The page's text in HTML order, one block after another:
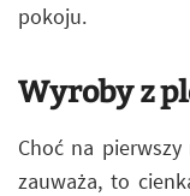
pokoju.
Wyroby z
Choć na
zauważa, to